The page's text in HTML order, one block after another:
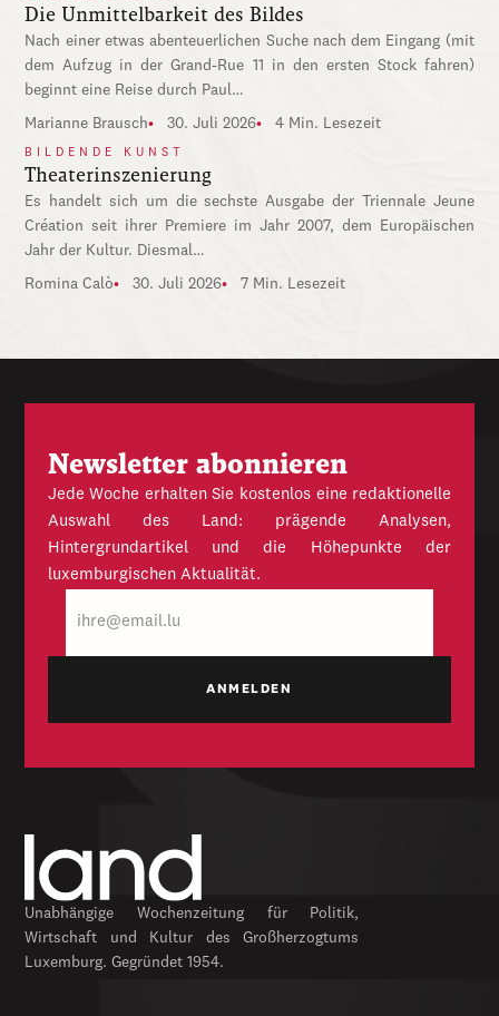
Die Unmittelbarkeit des Bildes
Nach einer etwas abenteuerlichen Suche nach dem Eingang (mit
dem Aufzug in der Grand-Rue 11 in den ersten Stock fahren)
beginnt eine Reise durch Paul…
Marianne Brausch 30. Juli 2026 4 Min. Lesezeit
BILDENDE KUNST
Theaterinszenierung
Es handelt sich um die sechste Ausgabe der Triennale Jeune
Création seit ihrer Premiere im Jahr 2007, dem Europäischen
Jahr der Kultur. Diesmal…
Romina Calò 30. Juli 2026 7 Min. Lesezeit
Newsletter abonnieren
Jede Woche erhalten Sie kostenlos eine redaktionelle
Auswahl des Land: prägende Analysen,
Hintergrundartikel und die Höhepunkte der
luxemburgischen Aktualität.
Mail
Unabhängige Wochenzeitung für Politik,
Wirtschaft und Kultur des Großherzogtums
Luxemburg. Gegründet 1954.